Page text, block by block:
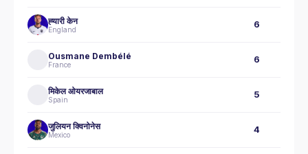
ह्‍यारी केन
England 6
Ousmane Dembélé
France 6
मिकेल ओयरजाबाल
Spain 5
जुलियन क्विनोनेस
Mexico 4